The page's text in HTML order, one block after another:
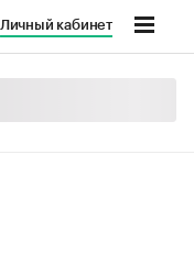
Личный кабинет